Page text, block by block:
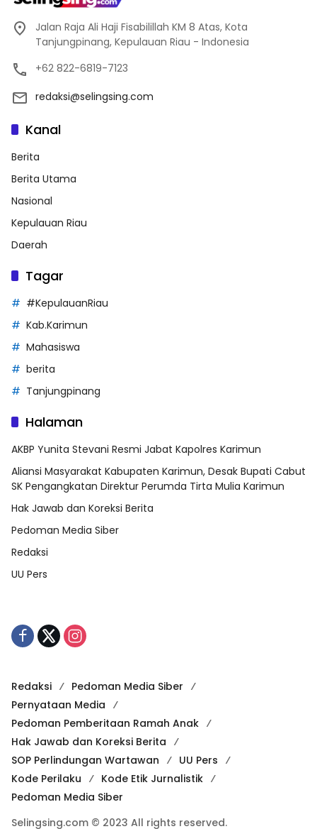
Jalan Raja Ali Haji Fisabilillah KM 8 Atas, Kota
Tanjungpinang, Kepulauan Riau - Indonesia
+62 822-6819-7123
redaksi@selingsing.com
Kanal
Berita
Berita Utama
Nasional
Kepulauan Riau
Daerah
Tagar
#KepulauanRiau
Kab.Karimun
Mahasiswa
berita
Tanjungpinang
Halaman
AKBP Yunita Stevani Resmi Jabat Kapolres Karimun
Aliansi Masyarakat Kabupaten Karimun, Desak Bupati Cabut
SK Pengangkatan Direktur Perumda Tirta Mulia Karimun
Hak Jawab dan Koreksi Berita
Pedoman Media Siber
Redaksi
UU Pers
Redaksi
Pedoman Media Siber
Pernyataan Media
Pedoman Pemberitaan Ramah Anak
Hak Jawab dan Koreksi Berita
SOP Perlindungan Wartawan
UU Pers
Kode Perilaku
Kode Etik Jurnalistik
Pedoman Media Siber
Selingsing.com © 2023 All rights reserved.